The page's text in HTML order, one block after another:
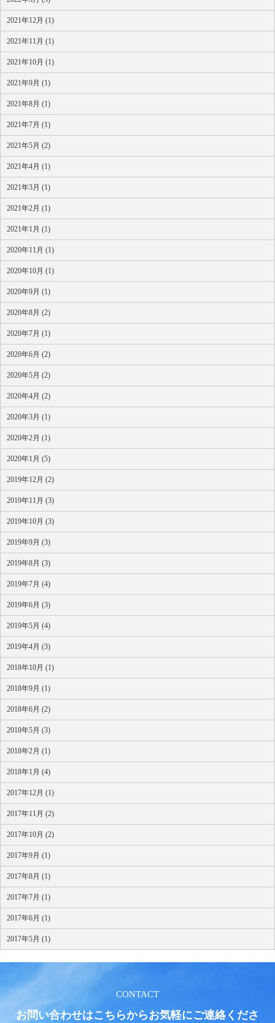
2021年12月 (1)
2021年11月 (1)
2021年10月 (1)
2021年9月 (1)
2021年8月 (1)
2021年7月 (1)
2021年5月 (2)
2021年4月 (1)
2021年3月 (1)
2021年2月 (1)
2021年1月 (1)
2020年11月 (1)
2020年10月 (1)
2020年9月 (1)
2020年8月 (2)
2020年7月 (1)
2020年6月 (2)
2020年5月 (2)
2020年4月 (2)
2020年3月 (1)
2020年2月 (1)
2020年1月 (5)
2019年12月 (2)
2019年11月 (3)
2019年10月 (3)
2019年9月 (3)
2019年8月 (3)
2019年7月 (4)
2019年6月 (3)
2019年5月 (4)
2019年4月 (3)
2018年10月 (1)
2018年9月 (1)
2018年6月 (2)
2018年5月 (3)
2018年2月 (1)
2018年1月 (4)
2017年12月 (1)
2017年11月 (2)
2017年10月 (2)
2017年9月 (1)
2017年8月 (1)
2017年7月 (1)
2017年6月 (1)
2017年5月 (1)
CONTACT
お問い合わせはこちらからお気軽にご連絡くださ